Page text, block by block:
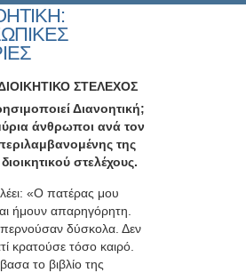
ΣΤΕΛΕΧΟΣ
Διανοητική;
άνθρωποι ανά τον
της
στελέχους.
«Ο πατέρας μου
ήμουν απαρηγόρητη.
δύσκολα. Δεν
κρατούσε τόσο καιρό.
το βιβλίο της